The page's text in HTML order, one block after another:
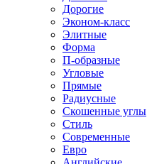
Дорогие
Эконом-класс
Элитные
Форма
П-образные
Угловые
Прямые
Радиусные
Скошенные углы
Стиль
Современные
Евро